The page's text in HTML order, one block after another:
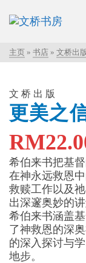
主页 » 书店 » 文桥出
文桥出版
更美之
RM
希伯来书把基
在神永远救恩
救赎工作以及
出深邃奥妙的讲
希伯来书涵盖
了神救恩的深
的深入探讨与
地步。